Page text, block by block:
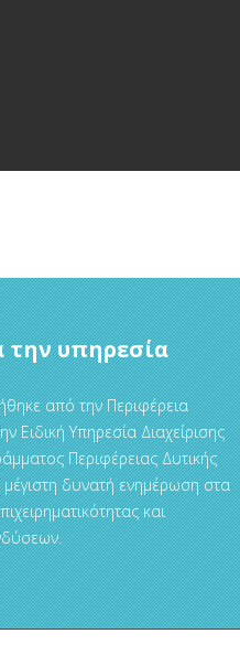
την υπηρεσία
από την Περιφέρεια
Ειδική Υπηρεσία Διαχείρισης
Περιφέρειας Δυτικής
δυνατή ενημέρωση στα
και